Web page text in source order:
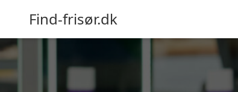
Find-frisør.dk